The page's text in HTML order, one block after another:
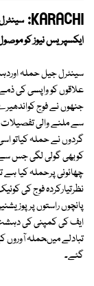
KARACHI:
ایکسپریس نیوز کو
سینٹرل جیل حملہ
علاقوں کو واپسی کی ذمے
جنھوں نے فوج
گردوں نے حملہ کیاتو
کوبھی گولی لگی جس سے
پانچوں راستوں
ایف کی کمپنی کی
گئے۔